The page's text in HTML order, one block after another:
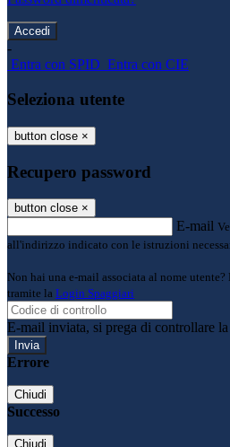
-
Entra con SPID Entra con CIE
Seleziona utente
button close ×
Recupero password
button close ×
E-mail
all'indirizzo indicato con le istruzioni
Non hai una e-mail associata al nome
tramite la Login Spaggiari
E-mail inviata, si prega di controllare
Errore
Chiudi
Successo
Chiudi